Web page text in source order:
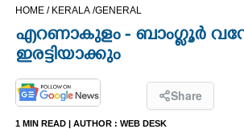
CINEMA
OPINION
PHOTOS
HOME / KERALA /GENERAL
എറണാകുളം - ബാംഗ്ളൂർ
ഇരട്ടിയാക്കും
Share
1 MIN READ | AUTHOR : WEB DESK